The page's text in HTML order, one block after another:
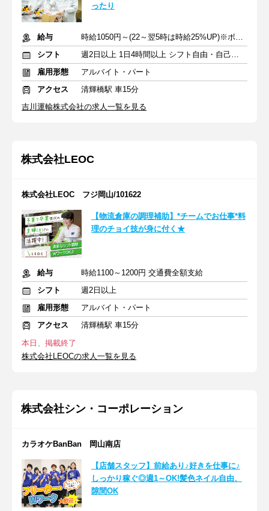
ったり
給与
時給1050円～(22～翌5時は時給25%UP)※ボーナス年2回
シフト
週2日以上 1日4時間以上 シフト自由・自己申告
雇用形態
アルバイト・パート
アクセス
清輝橋駅 車15分
吉川運輸株式会社の求人一覧を見る
株式会社LEOC
株式会社LEOC フジ岡山/101622
【物流倉庫の調理補助】*チームでお仕事*料
理のチョイ技が身に付く★
給与
時給1100～1200円 交通費全額支給
シフト
週2日以上
雇用形態
アルバイト・パート
アクセス
清輝橋駅 車15分
本日、掲載終了
株式会社LEOCの求人一覧を見る
株式会社シン・コーポレーション
カラオケBanBan 岡山南店
【店舗スタッフ】前給あり♪好きを仕事に♪
しっかり稼ぐ◎週1～OK!髪色ネイル自由、
隙間OK